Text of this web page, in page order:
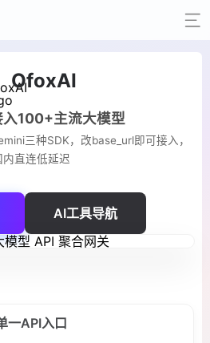
OfoxAI
100+主流大模型
三种SDK，改base_url即可接入，
内直连低延迟
AI工具导航
一API入口